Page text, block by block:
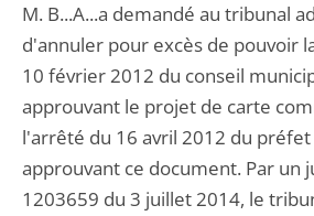
M. B...A...a demandé au tribunal
d'annuler pour excès de pouvoir
10 février 2012 du conseil
approuvant le projet de carte
l'arrêté du 16 avril 2012 du préfet
approuvant ce document. Par un
1203659 du 3 juillet 2014, le